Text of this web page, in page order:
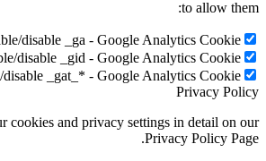
to allow
enable/disable _ga - Google Analytics
disable _gid - Google Analytics
disable _gat_* - Google Analytics
Privacy
our cookies and privacy settings in detail
Privacy Policy